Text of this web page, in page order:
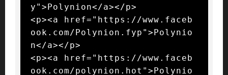
y">Polynion</a></p>
<p><a href="https://www.faceb
ook.com/Polynion.fyp">Polynio
n</a></p>
<p><a href="https://www.faceb
ook.com/polynion.hot">Polynio